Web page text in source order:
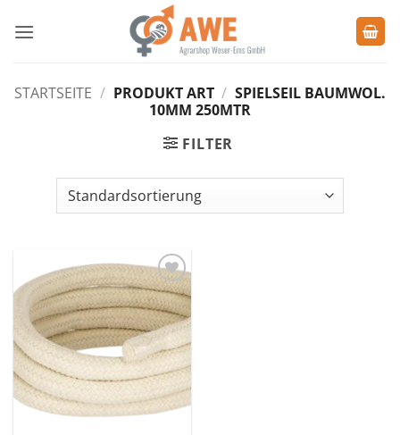
Inhalt
STARTSEITE / PRODUKT ART / SPIELSEIL BAUMWOL.
10MM 250MTR
FILTER
Zu den
Favoriten
hinzufügen